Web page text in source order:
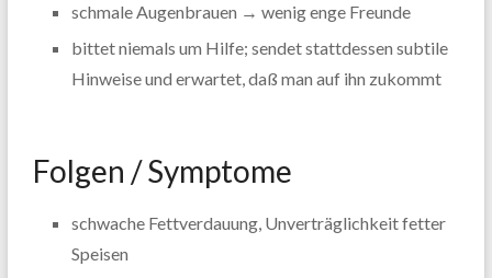
schmale Augenbrauen → wenig enge Freunde
bittet niemals um Hilfe; sendet stattdessen subtile
Hinweise und erwartet, daß man auf ihn zukommt
Folgen / Symptome
schwache Fettverdauung, Unverträglichkeit fetter
Speisen